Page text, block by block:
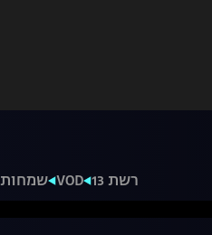
רשת 13 VOD שמחות